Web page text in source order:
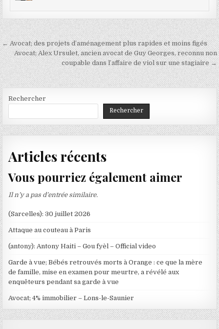
Navigation
de
l’article
← Avocat; des projets d’aménagement plus rapides et moins figés
Avocat; Alex Ursulet, ancien avocat de Guy Georges, reconnu non
coupable dans l’affaire de viol sur une stagiaire →
Rechercher
Rechercher
Articles récents
Vous pourriez également aimer
Il n’y a pas d’entrée similaire.
(Sarcelles): 30 juillet 2026
Attaque au couteau à Paris
(antony): Antony Haiti – Gou fyèl – Official video
Garde à vue; Bébés retrouvés morts à Orange : ce que la mère
de famille, mise en examen pour meurtre, a révélé aux
enquêteurs pendant sa garde à vue
Avocat; 4% immobilier – Lons-le-Saunier